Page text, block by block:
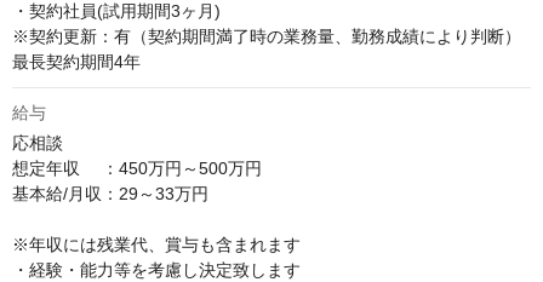
・契約社員(試用期間3ヶ月)
※契約更新：有（契約期間満了時の業務量、勤務成績により判断）
最長契約期間4年
給与
応相談
想定年収　 ：450万円～500万円
基本給/月収：29～33万円
※年収には残業代、賞与も含まれます
・経験・能力等を考慮し決定致します